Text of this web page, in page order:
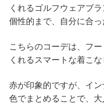
くれるゴルフウェアブ
個性的まで、自分に合っ
こちらのコーデは、フ
くれるスマートな着こな
赤が印象的ですが、イ
色でまとめることで、大